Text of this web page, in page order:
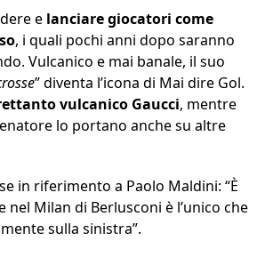
e lanciare giocatori come
, i quali pochi anni dopo saranno
Vulcanico e mai banale, il suo
” diventa l’icona di Mai dire Gol.
vulcanico Gaucci, mentre
lo portano anche su altre
in riferimento a Paolo Maldini: “È
Milan di Berlusconi è l’unico che
sulla sinistra”.